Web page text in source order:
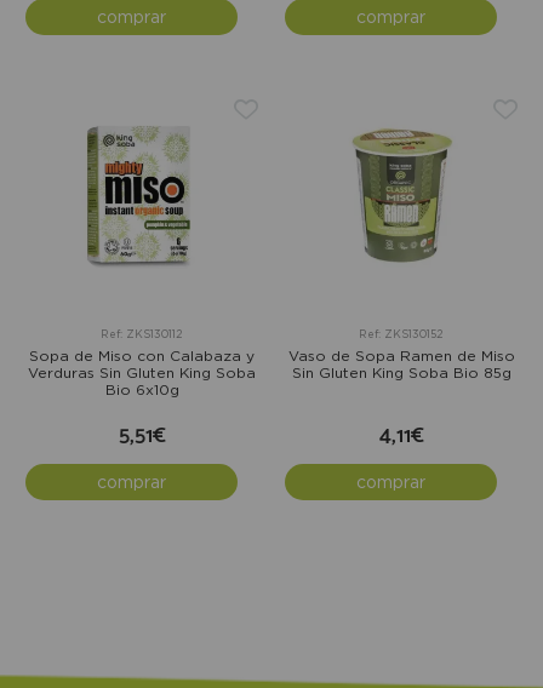
comprar comprar
Ref: ZKS130112
Sopa de Miso con Calabaza y
Verduras Sin Gluten King Soba
Bio 6x10g
5,51€
comprar
Ref: ZKS130152
Vaso de Sopa Ramen de Miso
Sin Gluten King Soba Bio 85g
4,11€
comprar